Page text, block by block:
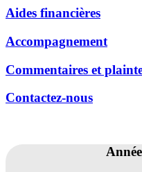
Aides financières
Accompagnement
Commentaires et
Contactez-nous